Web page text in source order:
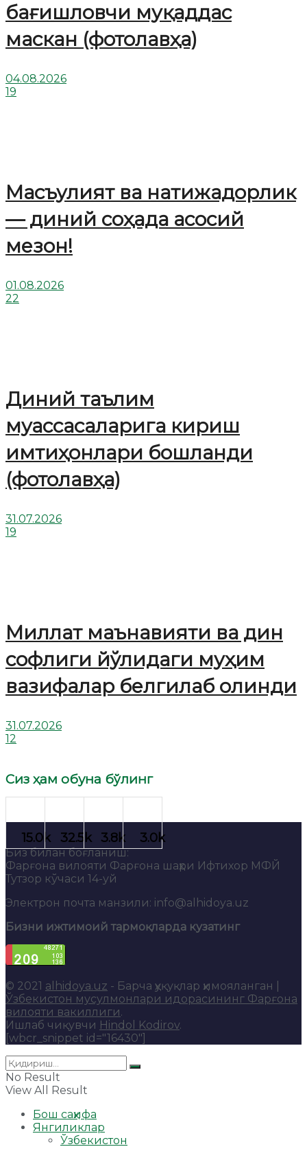
бағишловчи муқаддас
маскан (фотолавҳа)
04.08.2026
19
Масъулият ва натижадорлик
— диний соҳада асосий
мезон!
01.08.2026
22
Диний таълим
муассасаларига кириш
имтиҳонлари бошланди
(фотолавҳа)
31.07.2026
19
Миллат маънавияти ва дин
софлиги йўлидаги муҳим
вазифалар белгилаб олинди
31.07.2026
12
Сиз ҳам обуна бўлинг
Биз билан боғланиш:
Фарғона вилояти Фарғона шаҳри Ифтихор МФЙ
Тутзор кўчаси 14-уй
Электрон почта манзили: info@alhidoya.uz
Бизни ижтимоий тармоқларда кузатинг
© 2021 alhidoya.uz - Барча ҳуқуқлар ҳимояланган |
Ўзбекистон мусулмонлари идорасининг Фарғона
вилояти вакиллиги.
Ишлаб чиқувчи Hindol Kodirov.
[wbcr_snippet id="16430"]
No Result
View All Result
Бош саҳифа
Янгиликлар
Ўзбекистон